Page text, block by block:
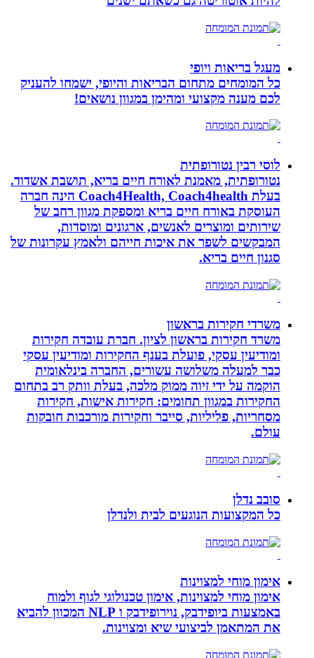
מעגל בריאות ויופי
כל המומחים מתחום הבריאות והיופי, ישמחו להעניק
לכם מענה מקצועי ומהימן במגוון נושאים!
לוסי רבין נטורופתית
נטורופתית, מאמנת לאורח חיים בריא, תושבת אשדוד.
בעלת Coach4Health, Coach4health הינה חברה
העוסקת באורח חיים בריא ומספקת מגוון רחב של
שירותים ומוצרים לאנשים, ארגונים ומוסדות,
המבקשים לשפר את איכות חייהם ולאמץ עקרונות של
סגנון חיים בריא.
משרדי חקירות בראשון
משרד חקירות בראשון לציון. חברת עובדה חקירות
ומודיעין עסקי, פועלת בענף החקירות ומודיעין עסקי
כבר למעלה משלושה עשורים, החברה בינלאומית
הוקמה על ידי זיוה ממוק מלכה, בעלת וותק רב בתחום
החקירות במגוון תחומים: חקירות אישות, חקירות
מסחריות, פליליות, סייבר וחקירות מורכבות חובקות
עולם.
סובב נדלן
כל המקצועות הנוגעים לבית ולנדלן
אימון מוחי למצוינות
אימון מוחי למצוינות, אימון טכנולוגי לגוף ולמוח
באמצעות ביופידבק, נוירופידבק ו NLP המכוון להביא
את המתאמן לביצועי שיא ומצוינות.